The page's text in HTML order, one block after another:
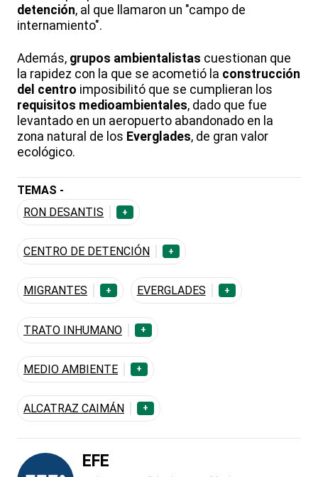
detención, al que llamaron un "campo de
internamiento".
Además, grupos ambientalistas cuestionan que
la rapidez con la que se acometió la construcción
del centro imposibilitó que se cumplieran los
requisitos medioambientales, dado que fue
levantado en un aeropuerto abandonado en la
zona natural de los Everglades, de gran valor
ecológico.
TEMAS -
RON DESANTIS
+
CENTRO DE DETENCIÓN +
MIGRANTES + EVERGLADES +
TRATO INHUMANO +
MEDIO AMBIENTE +
ALCATRAZ CAIMÁN +
EFE